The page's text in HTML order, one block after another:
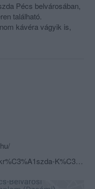
Pécs belvárosában,
található.
kávéra vágyik is,
és fogyassza el
fb.com/pages/Vir%C3%A1g-Cukr%C3%A1szda-K%C3%A1v%C3%A9z%C3%B3/222419437830695